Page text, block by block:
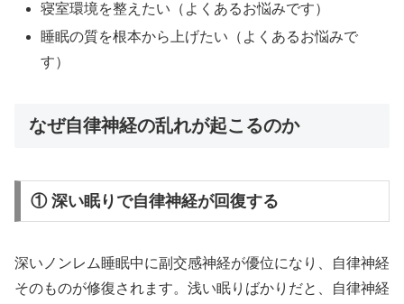
寝室環境を整えたい（よくあるお悩みです）
睡眠の質を根本から上げたい（よくあるお悩みで
す）
なぜ自律神経の乱れが起こるのか
① 深い眠りで自律神経が回復する
深いノンレム睡眠中に副交感神経が優位になり、自律神経
そのものが修復されます。浅い眠りばかりだと、自律神経